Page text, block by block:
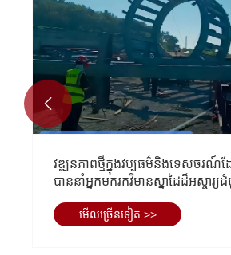
រសាទរយ៉ាងកក់ក្តៅចំពោះការបញ្ចប់នៃរចនា
សំខាន់នៃគម្រោងដំណាក់កាលទី 1 នៃសួន
Auto Parts
ើល​ច្រើន​ទៀត >>
